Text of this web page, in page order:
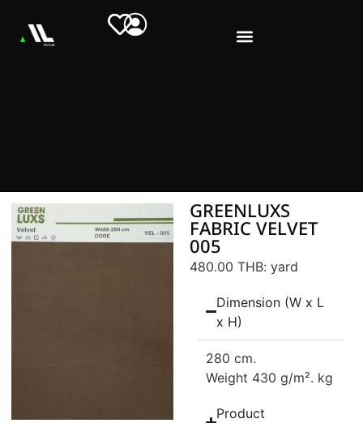
GREENLUXS
FABRIC VELVET
005
480.00 THB: yard
Dimension (W x L
x H)
280 cm.
Weight 430 g/m². kg
Product